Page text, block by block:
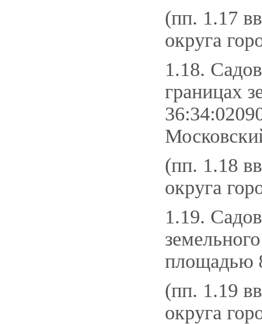
(пп. 1.17
округа
1.18.
границах
(пп. 1.18
округа
1.19.
площадью
(пп. 1.19
округа